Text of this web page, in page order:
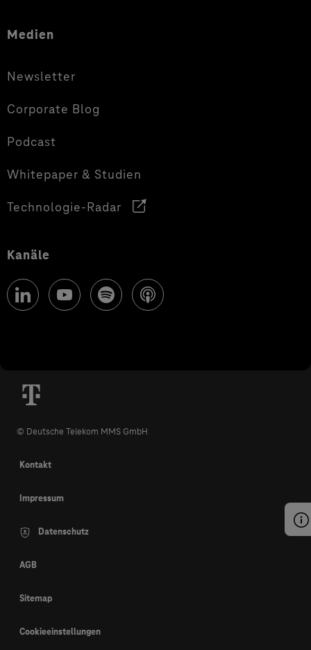
Medien
Newsletter
Corporate Blog
Podcast
Whitepaper & Studien
Technologie-Radar
Kanäle
© Deutsche Telekom MMS GmbH
Kontakt
Impressum
Datenschutz
AGB
Sitemap
Cookieeinstellungen